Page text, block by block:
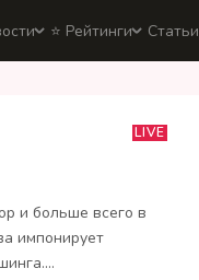
⭐️ Рейтинги Статьи
LIVE
и больше всего в
импонирует